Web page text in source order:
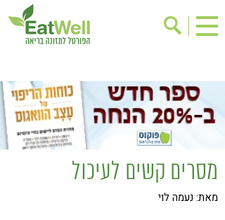
בישול בריא
אינדקס עסקים
ריפוי ומניעת מחלות
בריאות האישה
מתכוני בריאות
אירועים
שינוי תזונתי
גישות בתזונה
מסרים קשים לעיכול
מאת: נעמה לוי